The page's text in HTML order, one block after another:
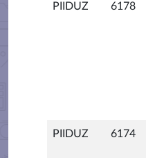
PIIDUZ 6178
PIIDUZ 6174